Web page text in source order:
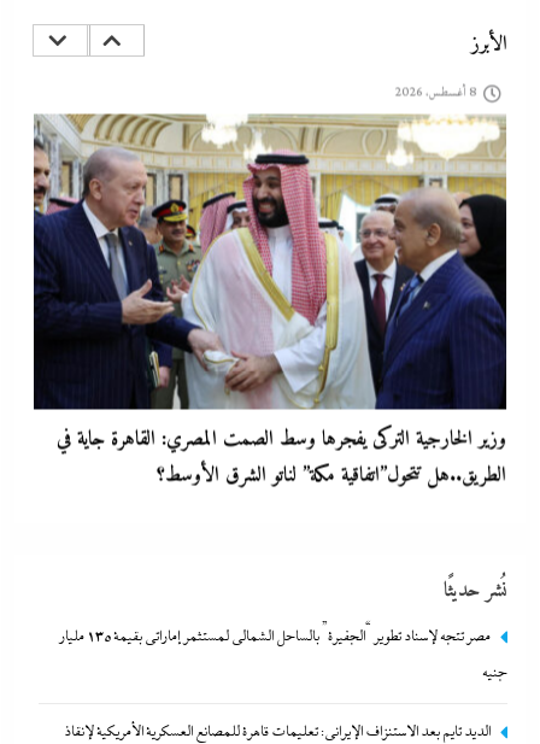
الأبرز
الأمريكية لإنقاذ الجيش مع الحرب القادمة
8 أغسطس، 2026
وزير الخارجية التركى يفجرها وسط الصمت المصري: القاهرة جاية في
الطريق..هل تتحول”اتفاقية مكة” لناتو الشرق الأوسط؟
8 أغسطس، 2026
نُشر حديثًا
مصر تتجه لإسناد تطوير “الجفيرة” بالساحل الشمالي لمستثمر إماراتي بقيمة 135 مليار
جنيه
الديد تايم بعد الاستنزاف الإيرانى: تعليمات قاهرة للمصانع العسكرية الأمريكية لإنقاذ